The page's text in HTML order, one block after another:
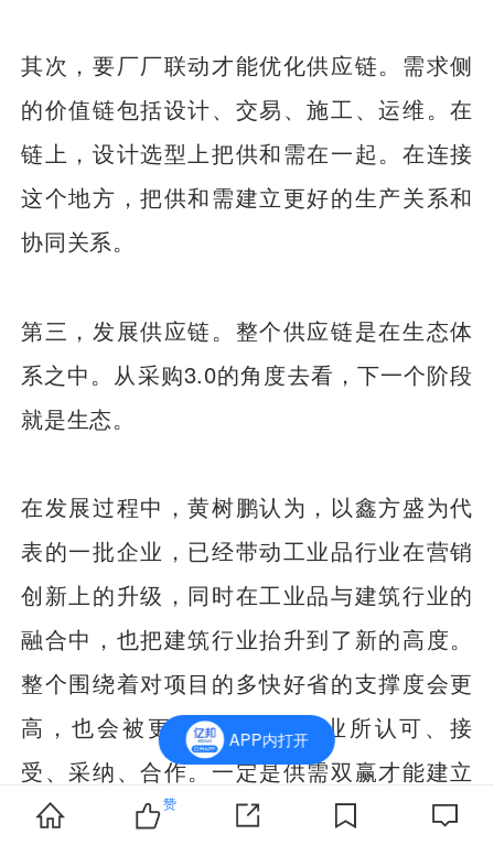
其次，要厂厂联动才能优化供应链。需求侧
的价值链包括设计、交易、施工、运维。在
链上，设计选型上把供和需在一起。在连接
这个地方，把供和需建立更好的生产关系和
协同关系。
第三，发展供应链。整个供应链是在生态体
系之中。从采购3.0的角度去看，下一个阶段
就是生态。
在发展过程中，黄树鹏认为，以鑫方盛为代
表的一批企业，已经带动工业品行业在营销
创新上的升级，同时在工业品与建筑行业的
融合中，也把建筑行业抬升到了新的高度。
整个围绕着对项目的多快好省的支撑度会更
高，也会被更多的需求方企业所认可、接
受、采纳、合作。一定是供需双赢才能建立
供应链。
APP内打开
赞